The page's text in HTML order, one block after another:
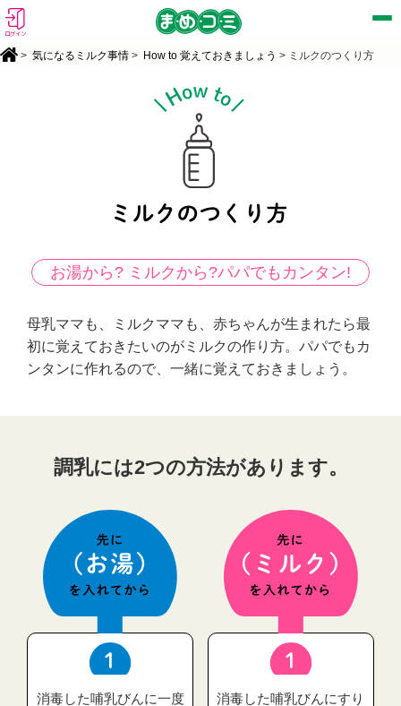
ログイン
> 気になるミルク事情 > How to 覚えておきましょう > ミルクのつくり方
お湯から? ミルクから?パパでもカンタン!
母乳ママも、ミルクママも、赤ちゃんが生まれたら最
初に覚えておきたいのがミルクの作り方。パパでもカ
ンタンに作れるので、一緒に覚えておきましょう。
調乳には2つの方法があります。
消毒した哺乳びんに一度
消毒した哺乳びんにすり